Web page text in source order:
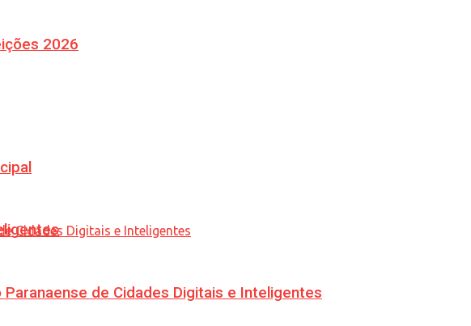
2026
de Cidades Digitais e Inteligentes